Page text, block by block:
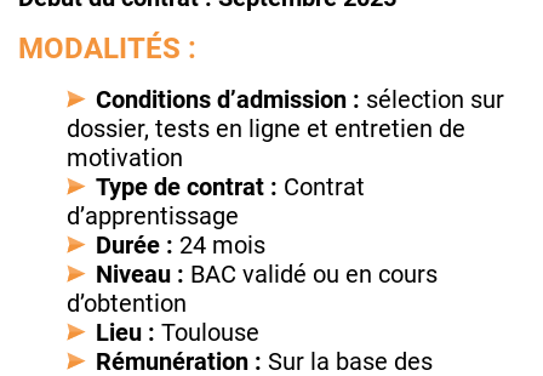
MODALITÉS :
Conditions d’admission : sélection sur
dossier, tests en ligne et entretien de
motivation
Type de contrat : Contrat
d’apprentissage
Durée : 24 mois
Niveau : BAC validé ou en cours
d’obtention
Lieu : Toulouse
Rémunération : Sur la base des